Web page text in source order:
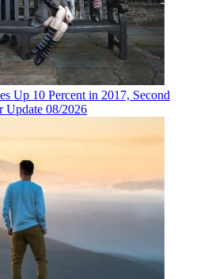
Up 10 Percent in 2017, Second
Update 08/2026